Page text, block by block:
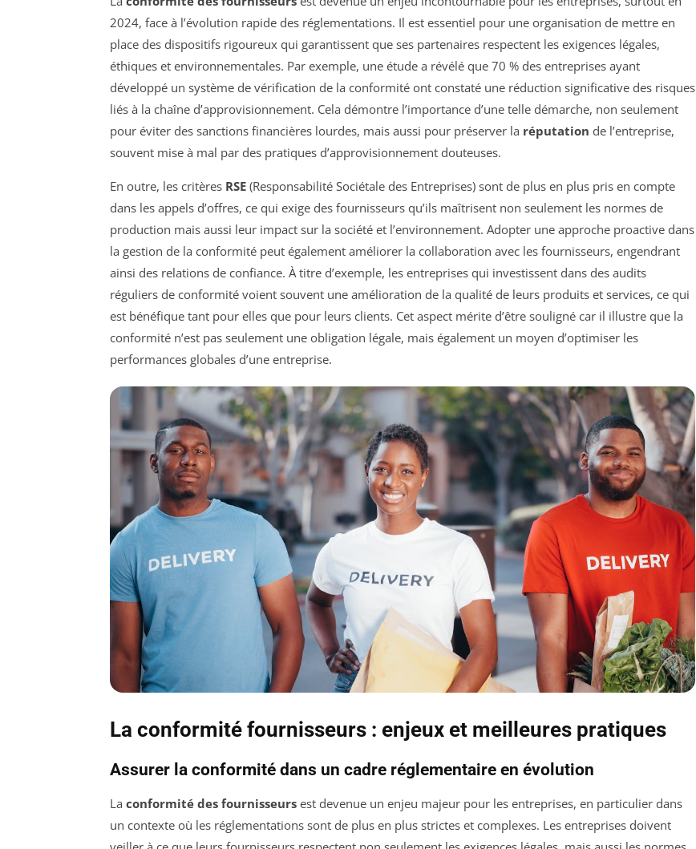
2024, face à l’évolution rapide des réglementations. Il est essentiel pour une organisation de mettre en
place des dispositifs rigoureux qui garantissent que ses partenaires respectent les exigences légales,
éthiques et environnementales. Par exemple, une étude a révélé que 70 % des entreprises ayant
développé un système de vérification de la conformité ont constaté une réduction significative des risques
liés à la chaîne d’approvisionnement. Cela démontre l’importance d’une telle démarche, non seulement
pour éviter des sanctions financières lourdes, mais aussi pour préserver la réputation de l’entreprise,
souvent mise à mal par des pratiques d’approvisionnement douteuses.
En outre, les critères RSE (Responsabilité Sociétale des Entreprises) sont de plus en plus pris en compte
dans les appels d’offres, ce qui exige des fournisseurs qu’ils maîtrisent non seulement les normes de
production mais aussi leur impact sur la société et l’environnement. Adopter une approche proactive dans
la gestion de la conformité peut également améliorer la collaboration avec les fournisseurs, engendrant
ainsi des relations de confiance. À titre d’exemple, les entreprises qui investissent dans des audits
réguliers de conformité voient souvent une amélioration de la qualité de leurs produits et services, ce qui
est bénéfique tant pour elles que pour leurs clients. Cet aspect mérite d’être souligné car il illustre que la
conformité n’est pas seulement une obligation légale, mais également un moyen d’optimiser les
performances globales d’une entreprise.
La conformité fournisseurs : enjeux et meilleures pratiques
Assurer la conformité dans un cadre réglementaire en évolution
La conformité des fournisseurs est devenue un enjeu majeur pour les entreprises, en particulier dans
un contexte où les réglementations sont de plus en plus strictes et complexes. Les entreprises doivent